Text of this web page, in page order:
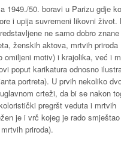
1949./50. boravi u Parizu gdje
i upija suvremeni likovni život.
ne samo dobro
ženskih aktova, mrtvih priroda
omiljeni motiv) i krajolika, već i
poput karikatura odnosno
portreta). U prvih nekoliko
crteži, da bi se nakon
pregršt veduta i mrtvih
je i vrč kojeg je rado
priroda).